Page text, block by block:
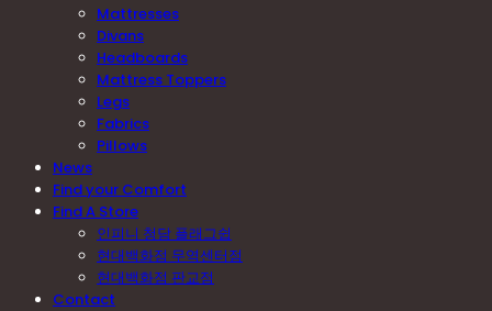
Mattresses
Divans
Headboards
Mattress Toppers
Legs
Fabrics
Pillows
News
Find your Comfort
Find A Store
인피니 청담 플래그쉽
현대백화점 무역센터점
현대백화점 판교점
Contact